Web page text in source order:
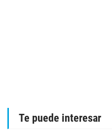
Te puede interesar